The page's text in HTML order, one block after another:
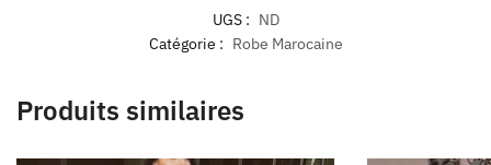
UGS : ND
Catégorie : Robe Marocaine
Produits similaires